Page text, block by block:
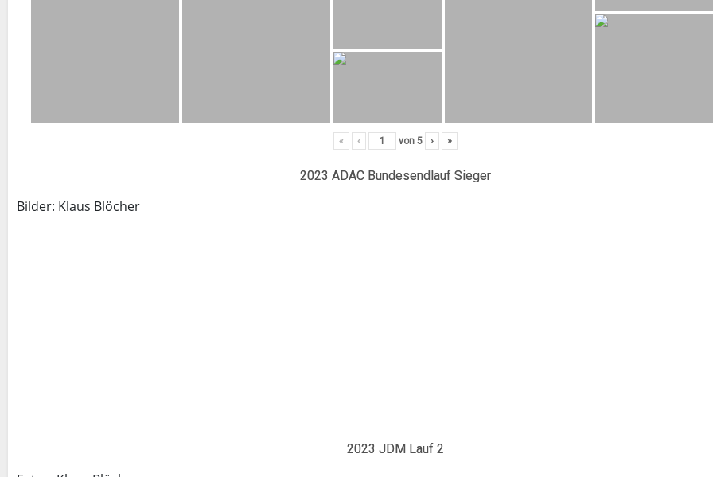
« ‹ von 5 › »
2023 ADAC Bundesendlauf Sieger
Bilder: Klaus Blöcher
2023 JDM Lauf 2